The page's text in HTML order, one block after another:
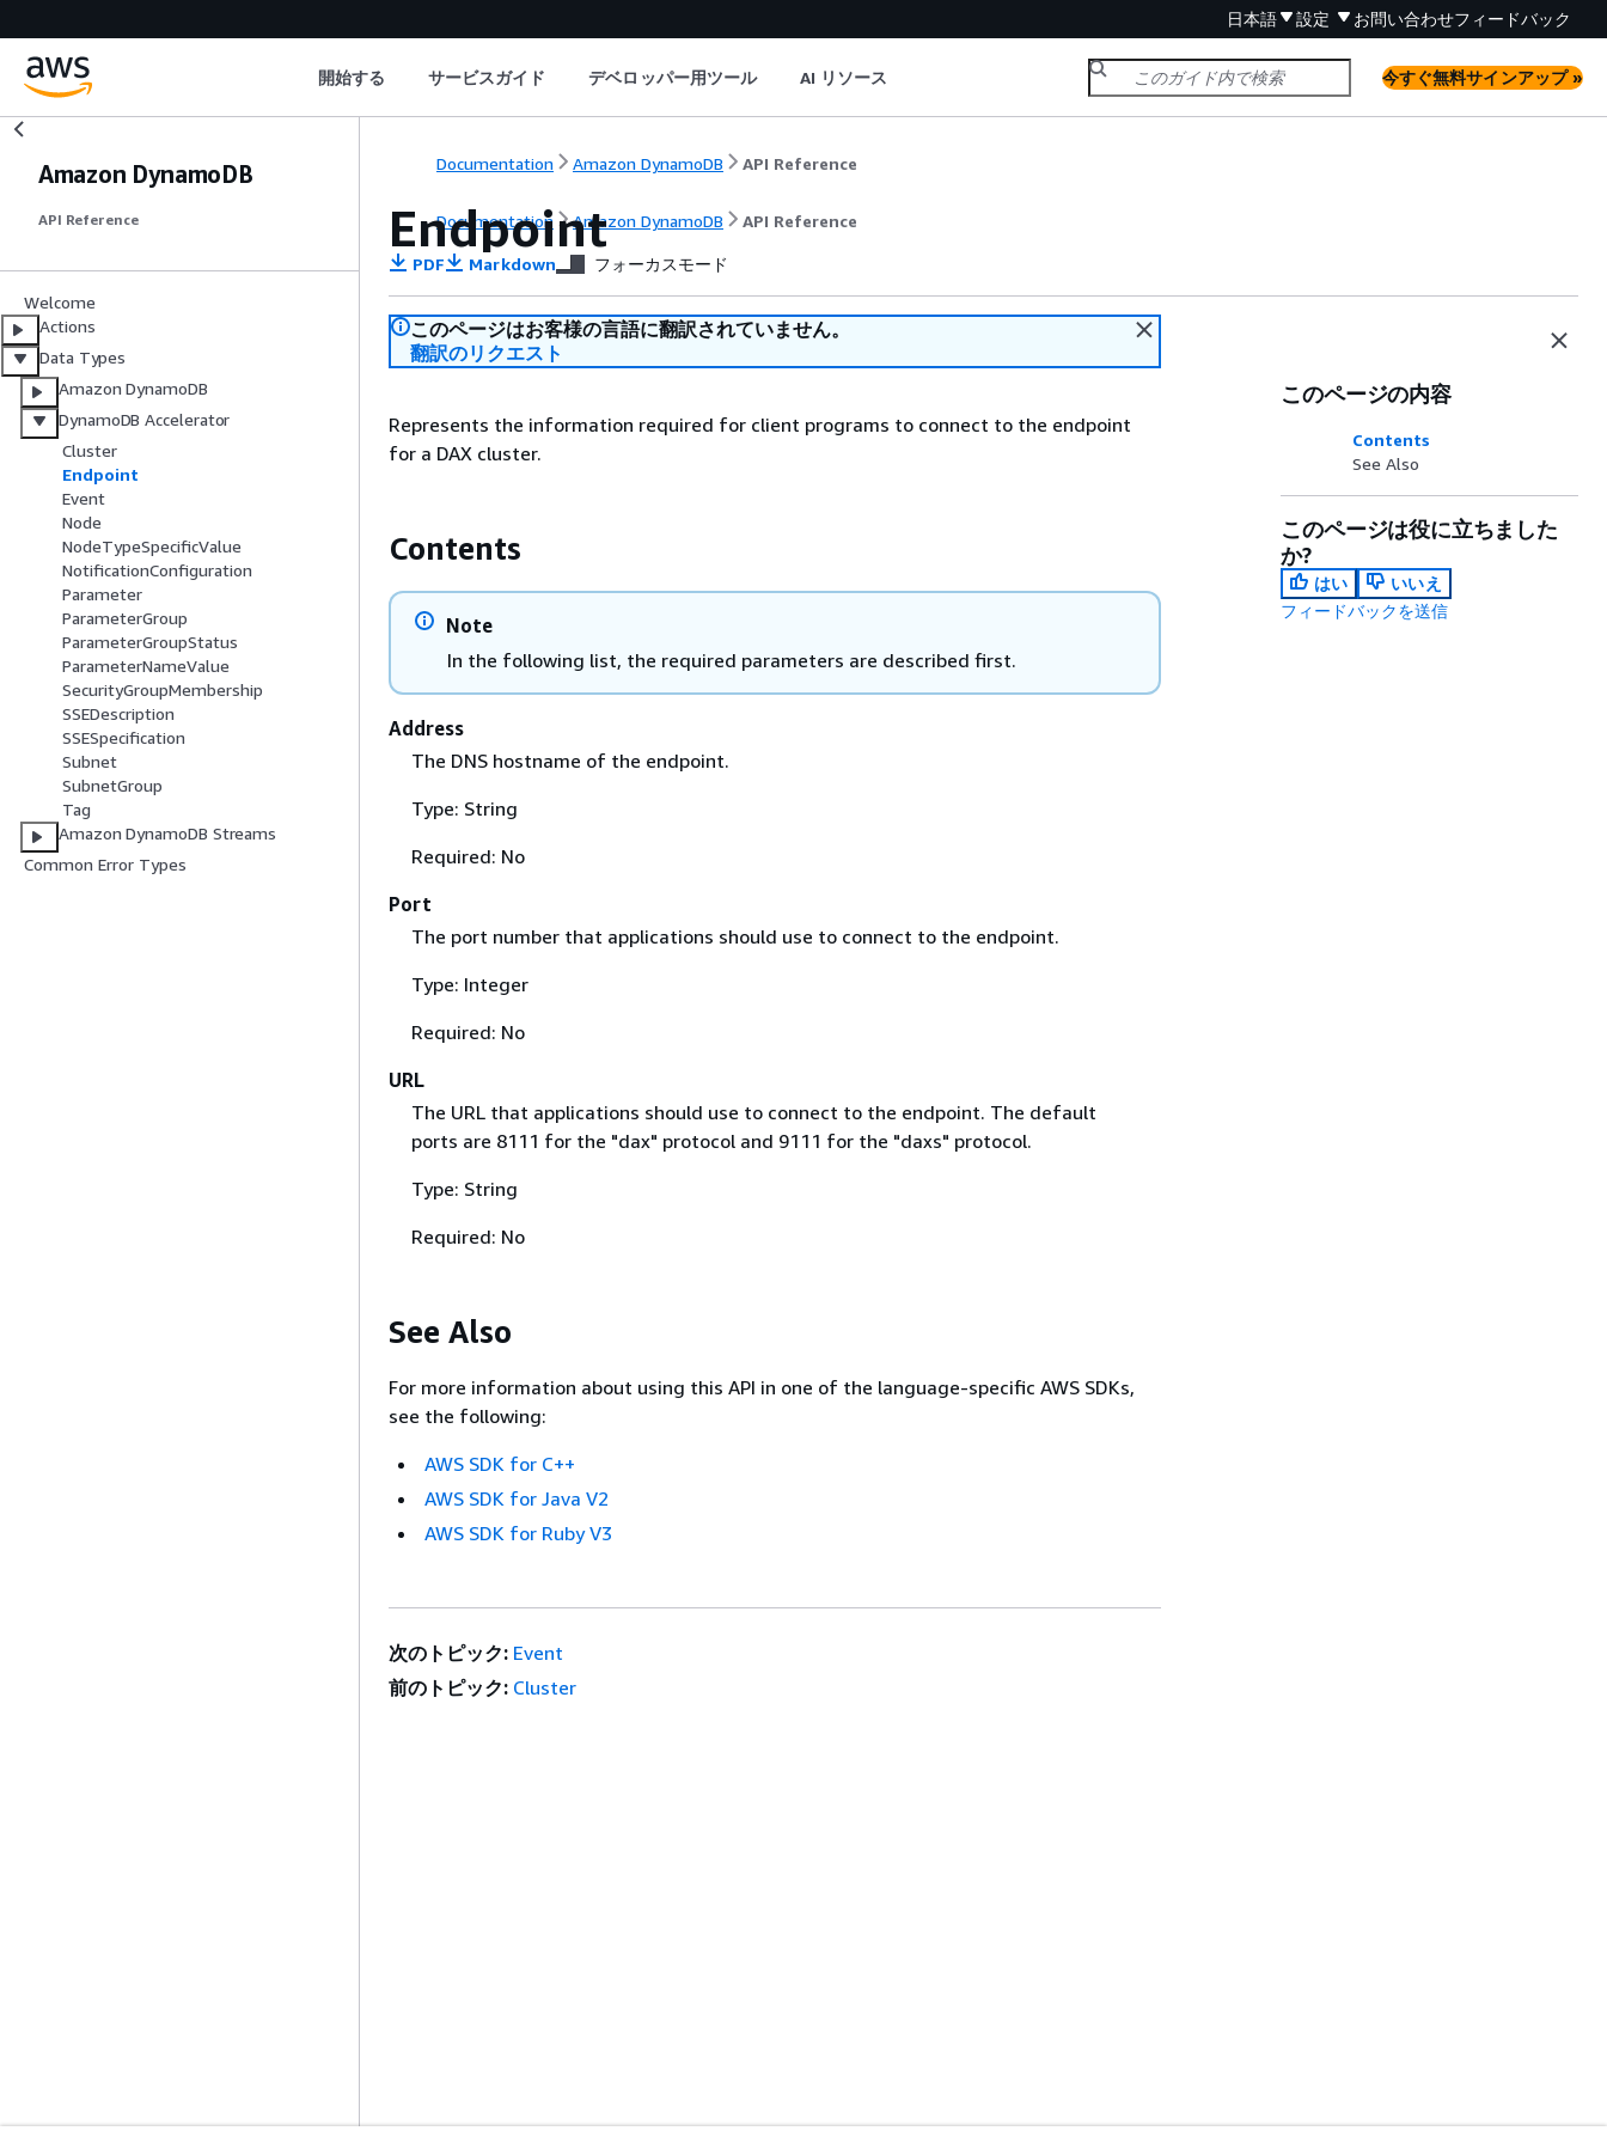
日本語 設定 お問い合わせフィードバック
開始する サービスガイド デベロッパー用ツール AI リソース 今すぐ無料サインアップ »
Amazon DynamoDB
API Reference
Welcome
Actions
Data Types
Amazon DynamoDB
DynamoDB Accelerator
Cluster
Endpoint
Event
Node
NodeTypeSpecificValue
NotificationConfiguration
Parameter
ParameterGroup
ParameterGroupStatus
ParameterNameValue
SecurityGroupMembership
SSEDescription
SSESpecification
Subnet
SubnetGroup
Tag
Amazon DynamoDB Streams
Common Error Types
Documentation Amazon DynamoDB API Reference
Documentation Amazon DynamoDB API Reference
Endpoint
PDF Markdown フォーカスモード
このページはお客様の言語に翻訳されていません。
翻訳のリクエスト
Represents the information required for client programs to connect to the endpoint
for a DAX cluster.
Contents
Note
In the following list, the required parameters are described first.
Address
The DNS hostname of the endpoint.
Type: String
Required: No
Port
The port number that applications should use to connect to the endpoint.
Type: Integer
Required: No
URL
The URL that applications should use to connect to the endpoint. The default
ports are 8111 for the "dax" protocol and 9111 for the "daxs" protocol.
Type: String
Required: No
See Also
For more information about using this API in one of the language-specific AWS SDKs,
see the following:
AWS SDK for C++
AWS SDK for Java V2
AWS SDK for Ruby V3
このページの内容
Contents
See Also
このページは役に立ちました
か?
はい
いいえ
フィードバックを送信
次のトピック: Event
前のトピック: Cluster